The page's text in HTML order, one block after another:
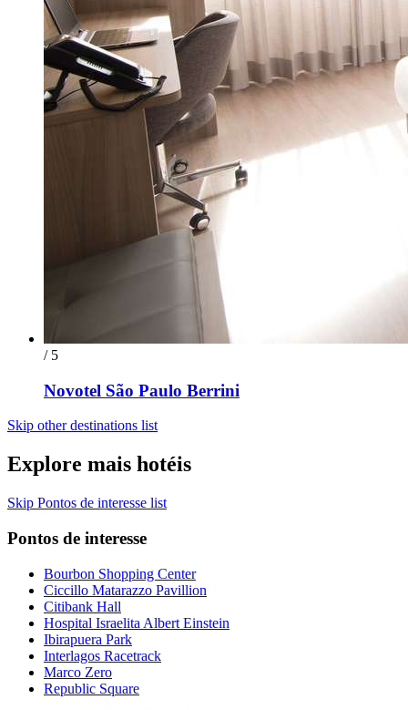
/ 5
Novotel São Paulo Berrini
Skip other destinations list
Explore mais hotéis
Skip Pontos de interesse list
Pontos de interesse
Bourbon Shopping Center
Ciccillo Matarazzo Pavillion
Citibank Hall
Hospital Israelita Albert Einstein
Ibirapuera Park
Interlagos Racetrack
Marco Zero
Republic Square